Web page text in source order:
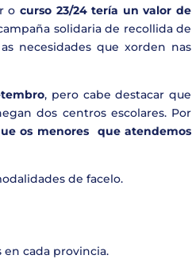
o curso 23/24 tería un valor de
solidaria de recollida de
necesidades que xorden nas
, pero cabe destacar que
dos centros escolares. Por
os menores que atendemos
de facelo.
cada provincia.